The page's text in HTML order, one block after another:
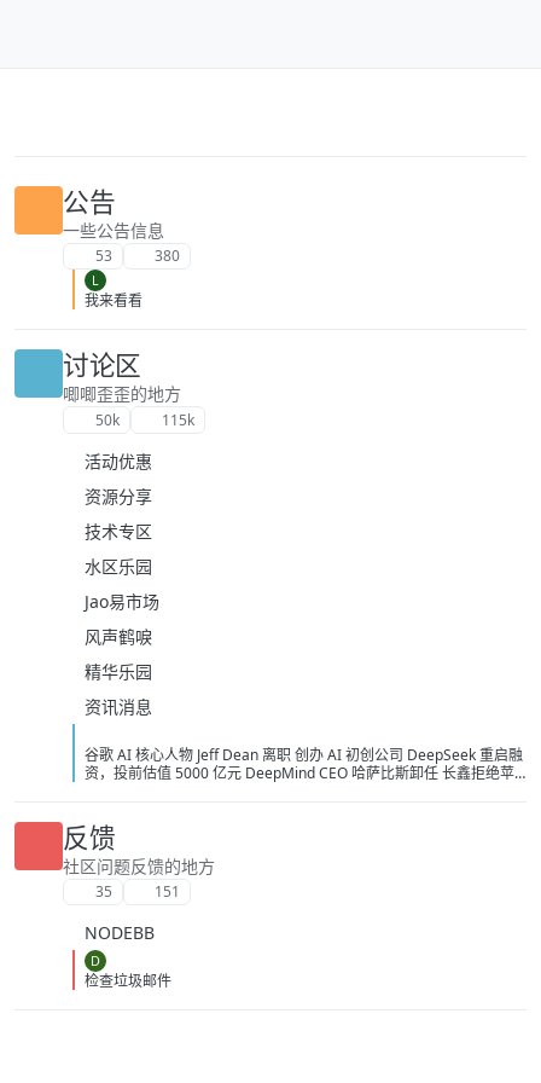
公告
一些公告信息
53 380
L
我来看看
讨论区
唧唧歪歪的地方
50k 115k
活动优惠
资源分享
技术专区
水区乐园
Jao易市场
风声鹤唳
精华乐园
资讯消息
谷歌 AI 核心人物 Jeff Dean 离职 创办 AI 初创公司 DeepSeek 重启融
资，投前估值 5000 亿元 DeepMind CEO 哈萨比斯卸任 长鑫拒绝苹
本国 AI 关键基础设施：拟禁止采购中国光模块 Anthropic 确认正在为
Claude 组建内部芯片团队 美国告知 AI 企业：将不对开放权重模型进
行安全测试 马斯克：Grok 4.6 预计下周发布，Grok 5 计划在今年发
布 《黑神话：悟空》将开启七折优惠活动 泡泡玛特澄清：段永平不是
主动减持 多省推动落实职工带薪休假，多地要求领导干部带头休假 迪
悉寻求募集 5 亿美元新基金 红果短剧回应网传「限制演员日薪不超 4
万」：演员片酬评定为市场行为，与平台无关 Anthropic 与谷歌将达
成约 2000 亿美元 AI 芯片合作
反馈
社区问题反馈的地方
35 151
NODEBB
D
检查垃圾邮件